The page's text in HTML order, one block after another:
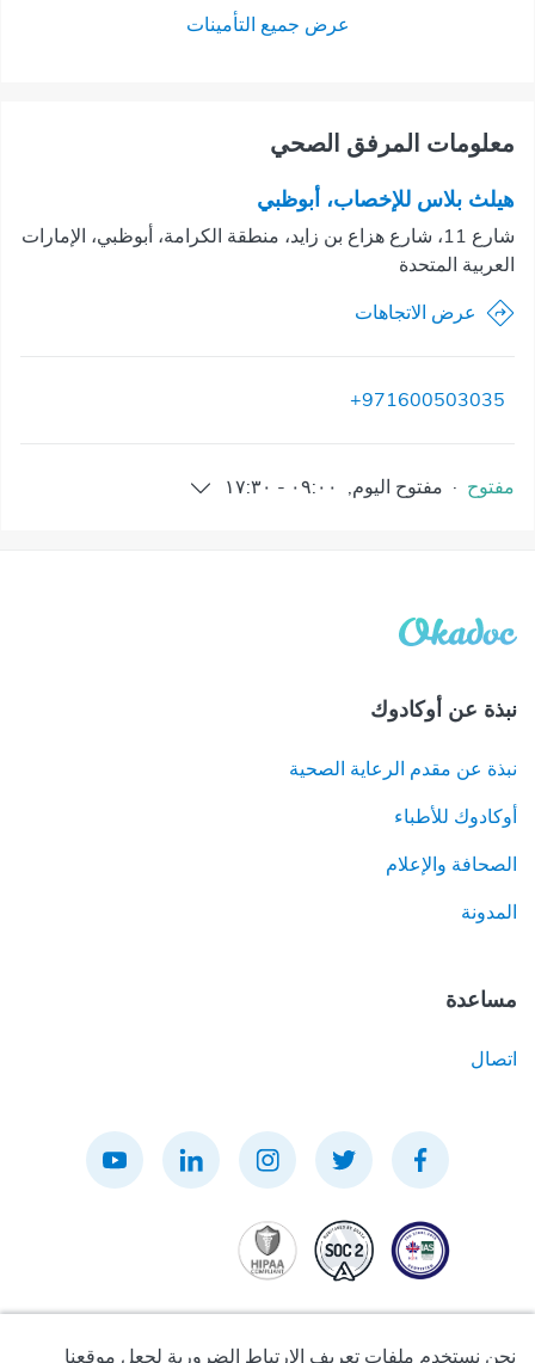
عرض جميع التأمينات
معلومات المرفق الصحي
هيلث بلاس للإخصاب، أبوظبي
شارع 11، شارع هزاع بن زايد، منطقة الكرامة، أبوظبي، الإمارات
العربية المتحدة
عرض الاتجاهات
+971600503035
مفتوح · مفتوح اليوم, ٠٩:٠٠ - ١٧:٣٠
نبذة عن أوكادوك
نبذة عن مقدم الرعاية الصحية
أوكادوك للأطباء
الصحافة والإعلام
المدونة
مساعدة
اتصال
نحن نستخدم ملفات تعريف الارتباط الضرورية لجعل موقعنا